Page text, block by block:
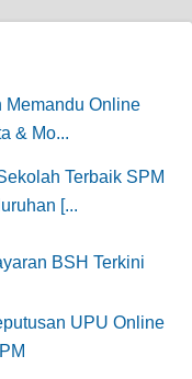
Memandu Online
& Mo...
Terbaik SPM
[...
BSH Terkini
UPU Online